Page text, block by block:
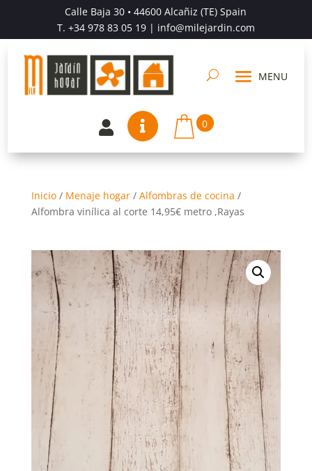
Calle Baja 30 • 44600 Alcañiz (TE) Spain
T. +34 978 83 05 19| info@milejardin.com
  0
Inicio/ Menaje hogar/ Alfombras de cocina /
Alfombra vinílica al corte 14,95€ metro ,Rayas